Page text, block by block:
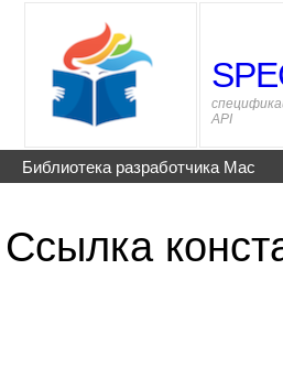
API
Библиотека разработчика Mac
Ссылка